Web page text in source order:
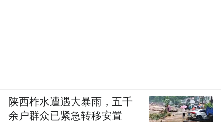
陕西柞水遭遇大暴雨，五千
余户群众已紧急转移安置